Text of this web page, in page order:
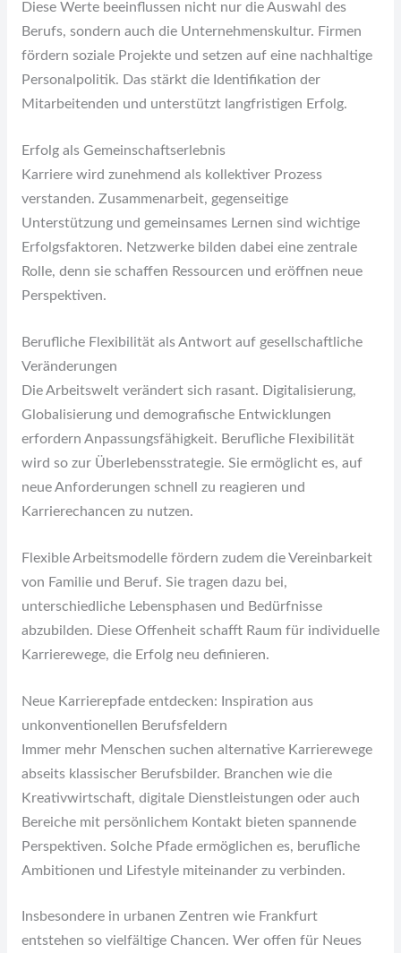
Diese Werte beeinflussen nicht nur die Auswahl des
Berufs, sondern auch die Unternehmenskultur. Firmen
fördern soziale Projekte und setzen auf eine nachhaltige
Personalpolitik. Das stärkt die Identifikation der
Mitarbeitenden und unterstützt langfristigen Erfolg.
Erfolg als Gemeinschaftserlebnis
Karriere wird zunehmend als kollektiver Prozess
verstanden. Zusammenarbeit, gegenseitige
Unterstützung und gemeinsames Lernen sind wichtige
Erfolgsfaktoren. Netzwerke bilden dabei eine zentrale
Rolle, denn sie schaffen Ressourcen und eröffnen neue
Perspektiven.
Berufliche Flexibilität als Antwort auf gesellschaftliche
Veränderungen
Die Arbeitswelt verändert sich rasant. Digitalisierung,
Globalisierung und demografische Entwicklungen
erfordern Anpassungsfähigkeit. Berufliche Flexibilität
wird so zur Überlebensstrategie. Sie ermöglicht es, auf
neue Anforderungen schnell zu reagieren und
Karrierechancen zu nutzen.
Flexible Arbeitsmodelle fördern zudem die Vereinbarkeit
von Familie und Beruf. Sie tragen dazu bei,
unterschiedliche Lebensphasen und Bedürfnisse
abzubilden. Diese Offenheit schafft Raum für individuelle
Karrierewege, die Erfolg neu definieren.
Neue Karrierepfade entdecken: Inspiration aus
unkonventionellen Berufsfeldern
Immer mehr Menschen suchen alternative Karrierewege
abseits klassischer Berufsbilder. Branchen wie die
Kreativwirtschaft, digitale Dienstleistungen oder auch
Bereiche mit persönlichem Kontakt bieten spannende
Perspektiven. Solche Pfade ermöglichen es, berufliche
Ambitionen und Lifestyle miteinander zu verbinden.
Insbesondere in urbanen Zentren wie Frankfurt
entstehen so vielfältige Chancen. Wer offen für Neues